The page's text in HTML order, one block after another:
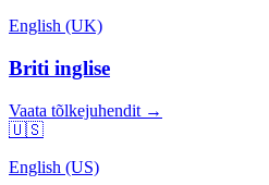
English (UK)
Briti inglise
Vaata tõlkejuhendit →
🇺🇸
English (US)